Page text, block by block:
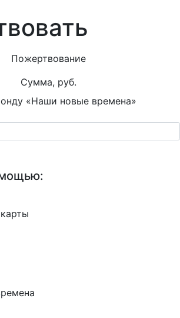
Пожертвование
Сумма, руб.
«Наши новые времена»